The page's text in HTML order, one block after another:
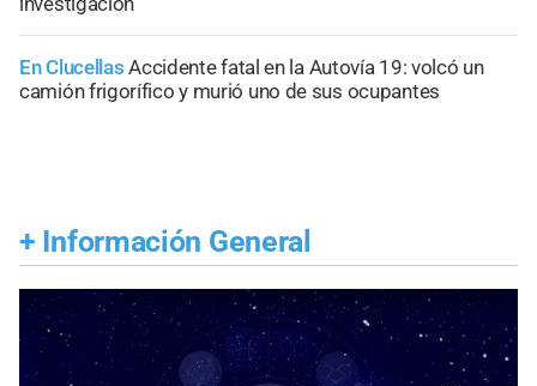
En Clucellas Accidente fatal en la Autovía 19: volcó un
camión frigorífico y murió uno de sus ocupantes
+ Información General